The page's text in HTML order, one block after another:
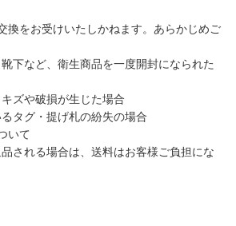
換をお受けいたしかねます。あらかじめご
下など、衛生商品を一度開封になられた
ズや破損が生じた場合
タグ・提げ札の紛失の場合
いて
される場合は、送料はお客様ご負担にな